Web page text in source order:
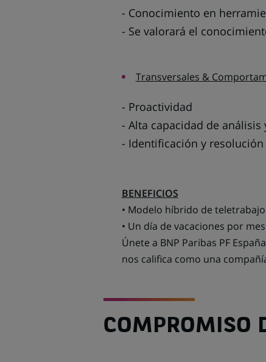
- Conocimiento en
- Se valorará el
Transversales &
- Proactividad
- Alta capacidad de
- Identificación y
BENEFICIOS
• Modelo híbrido de
• Un día de vacaciones por
Únete a BNP Paribas PF
nos califica como una
COMPROMISO